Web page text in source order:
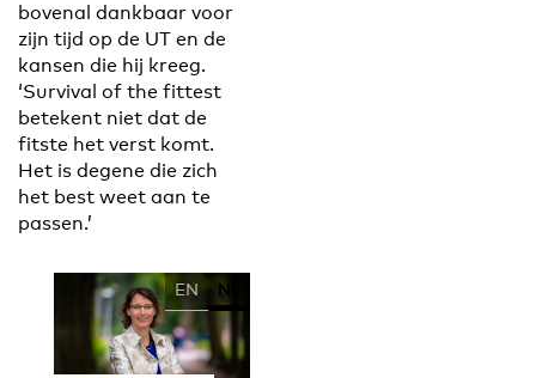
bovenal dankbaar voor
zijn tijd op de UT en de
kansen die hij kreeg.
‘Survival of the fittest
betekent niet dat de
fitste het verst komt.
Het is degene die zich
het best weet aan te
passen.’
EN NL